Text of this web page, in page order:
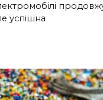
успішна